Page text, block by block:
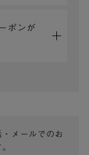
ポンが
メールでのお